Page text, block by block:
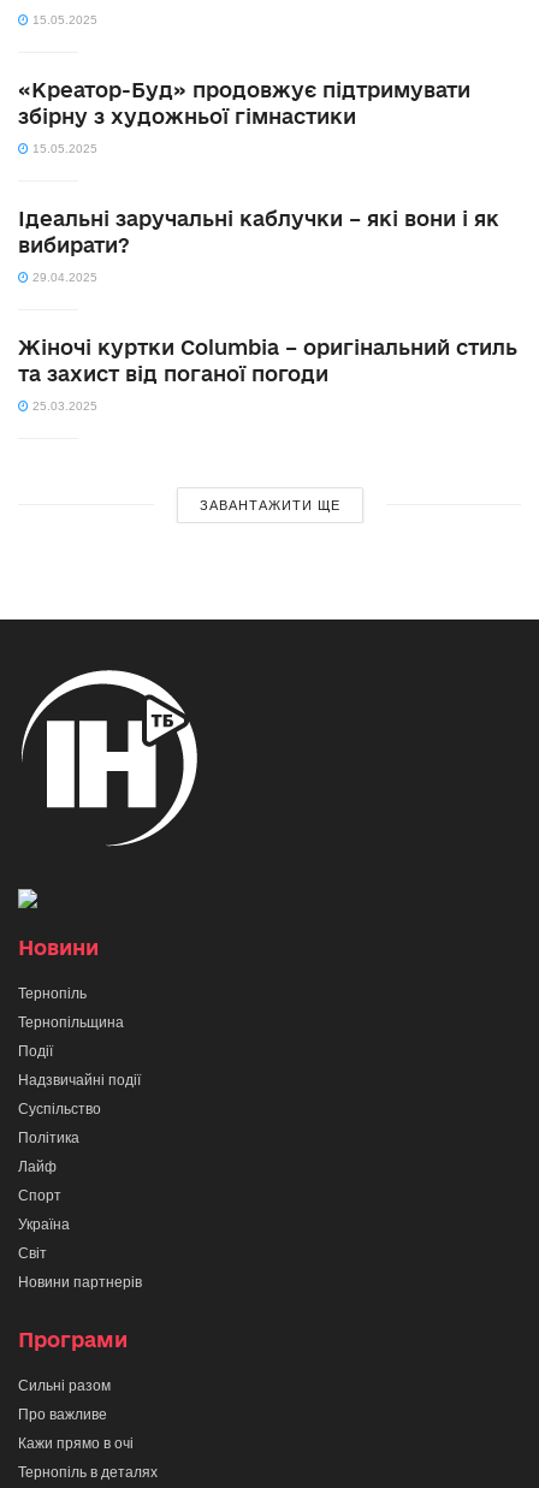
15.05.2025
«Креатор-Буд» продовжує підтримувати
збірну з художньої гімнастики
15.05.2025
Ідеальні заручальні каблучки – які вони і як
вибирати?
29.04.2025
Жіночі куртки Columbia – оригінальний стиль
та захист від поганої погоди
25.03.2025
ЗАВАНТАЖИТИ ЩЕ
Новини
Тернопіль
Тернопільщина
Події
Надзвичайні події
Суспільство
Політика
Лайф
Спорт
Україна
Світ
Новини партнерів
Програми
Сильні разом
Про важливе
Кажи прямо в очі
Тернопіль в деталях